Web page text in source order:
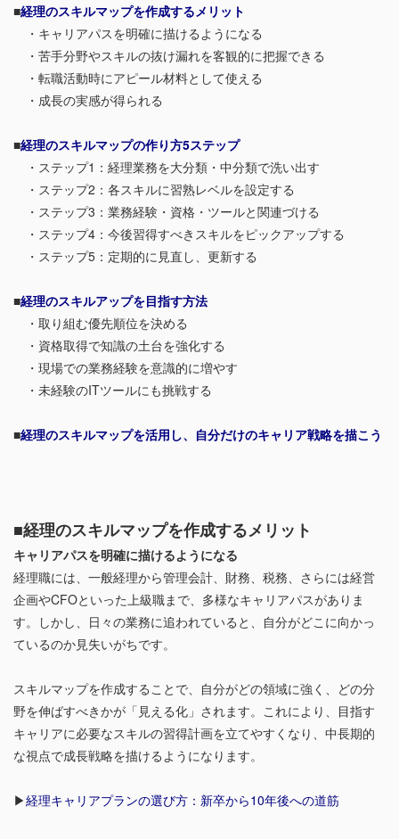
■経理のスキルマップを作成するメリット
・キャリアパスを明確に描けるようになる
・苦手分野やスキルの抜け漏れを客観的に把握できる
・転職活動時にアピール材料として使える
・成長の実感が得られる
■経理のスキルマップの作り方5ステップ
・ステップ1：経理業務を大分類・中分類で洗い出す
・ステップ2：各スキルに習熟レベルを設定する
・ステップ3：業務経験・資格・ツールと関連づける
・ステップ4：今後習得すべきスキルをピックアップする
・ステップ5：定期的に見直し、更新する
■経理のスキルアップを目指す方法
・取り組む優先順位を決める
・資格取得で知識の土台を強化する
・現場での業務経験を意識的に増やす
・未経験のITツールにも挑戦する
■経理のスキルマップを活用し、自分だけのキャリア戦略を描こう
■経理のスキルマップを作成するメリット
キャリアパスを明確に描けるようになる
経理職には、一般経理から管理会計、財務、税務、さらには経営
企画やCFOといった上級職まで、多様なキャリアパスがありま
す。しかし、日々の業務に追われていると、自分がどこに向かっ
ているのか見失いがちです。
スキルマップを作成することで、自分がどの領域に強く、どの分
野を伸ばすべきかが「見える化」されます。これにより、目指す
キャリアに必要なスキルの習得計画を立てやすくなり、中長期的
な視点で成長戦略を描けるようになります。
▶︎経理キャリアプランの選び方：新卒から10年後への道筋